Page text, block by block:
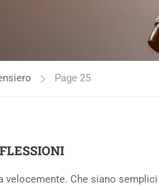
Page 25
velocemente. Che siano